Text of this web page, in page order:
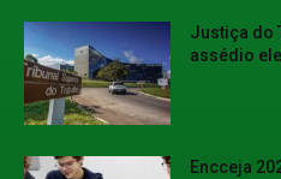
Justiça do
assédio
Encceja